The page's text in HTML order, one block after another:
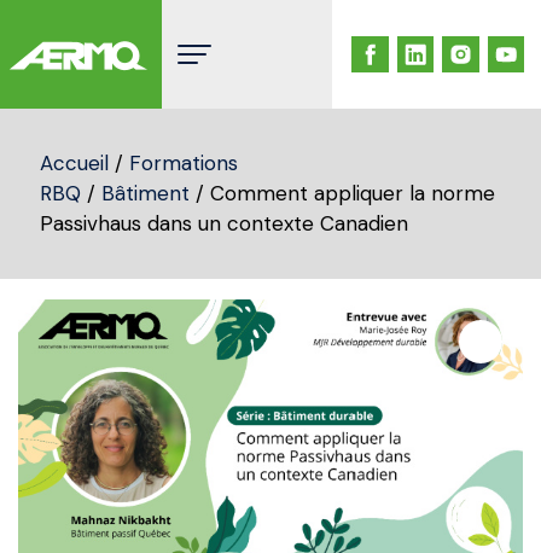
content
Accueil / Formations
RBQ / Bâtiment / Comment appliquer la norme
Passivhaus dans un contexte Canadien